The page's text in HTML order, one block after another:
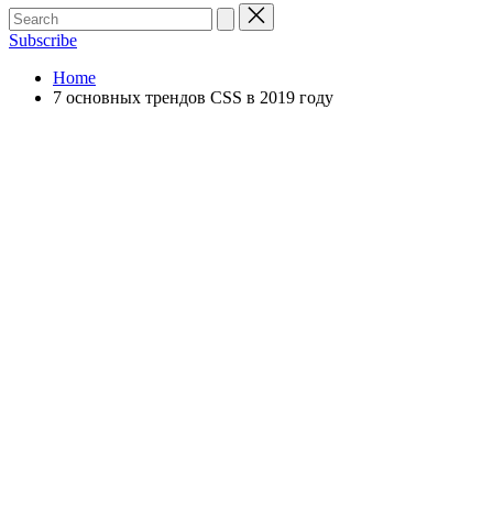
Subscribe
Home
7 основных трендов CSS в 2019 году